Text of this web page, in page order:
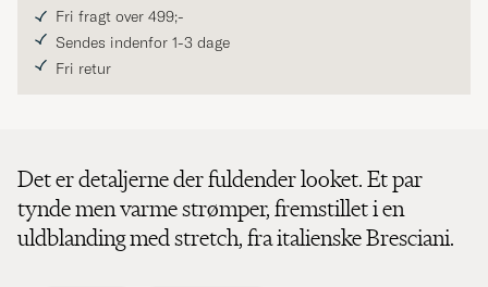
Fri fragt over 499;-
Sendes indenfor 1-3 dage
Fri retur
Det er detaljerne der fuldender looket. Et par
tynde men varme strømper, fremstillet i en
uldblanding med stretch, fra italienske Bresciani.